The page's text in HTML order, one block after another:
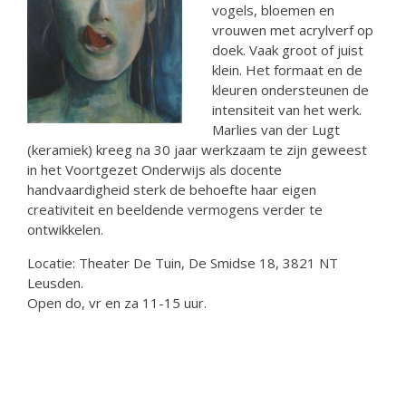
vogels, bloemen en
vrouwen met acrylverf op
doek. Vaak groot of juist
klein. Het formaat en de
kleuren ondersteunen de
intensiteit van het werk.
Marlies van der Lugt
(keramiek) kreeg na 30 jaar werkzaam te zijn geweest
in het Voortgezet Onderwijs als docente
handvaardigheid sterk de behoefte haar eigen
creativiteit en beeldende vermogens verder te
ontwikkelen.
Locatie: Theater De Tuin, De Smidse 18, 3821 NT
Leusden.
Open do, vr en za 11-15 uur.